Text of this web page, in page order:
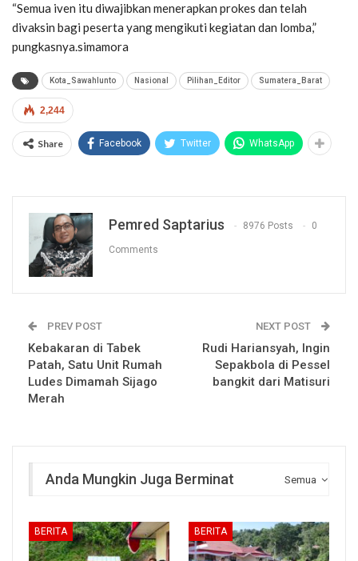
“Semua iven itu diwajibkan menerapkan prokes dan telah
divaksin bagi peserta yang mengikuti kegiatan dan lomba,”
pungkasnya.simamora
Kota_Sawahlunto Nasional Pilihan_Editor Sumatera_Barat
2,244
Share Facebook Twitter WhatsApp
Pemred Saptarius 8976 Posts 0
Comments
PREV POST
Kebakaran di Tabek
Patah, Satu Unit Rumah
Ludes Dimamah Sijago
Merah
NEXT POST
Rudi Hariansyah, Ingin
Sepakbola di Pessel
bangkit dari Matisuri
Semua
Anda Mungkin Juga Berminat
BERITA BERITA